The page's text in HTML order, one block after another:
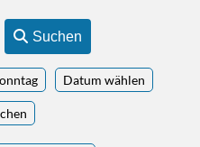
Suchen
Datum wählen